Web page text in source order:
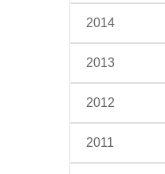
2014
2013
2012
2011